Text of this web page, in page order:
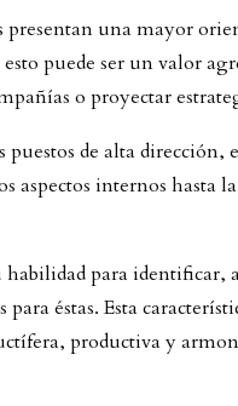
presentan una mayor
puede ser un valor
o proyectar
de alta dirección,
aspectos internos hasta
habilidad para identificar,
éstas. Esta
productiva y